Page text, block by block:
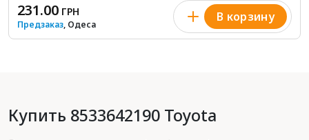
231.00 ГРН
Предзаказ, Одеса
В корзину
Купить 8533642190 Toyota